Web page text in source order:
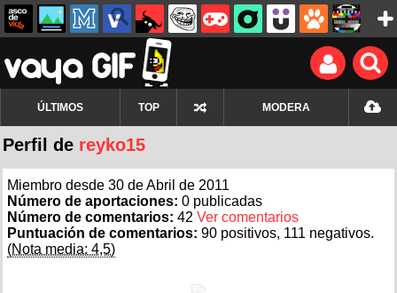
ÚLTIMOS TOP MODERA
Perfil de reyko15
Miembro desde 30 de Abril de 2011
Número de aportaciones: 0 publicadas
Número de comentarios: 42 Ver comentarios
Puntuación de comentarios: 90 positivos, 111 negativos.
(Nota media: 4,5)